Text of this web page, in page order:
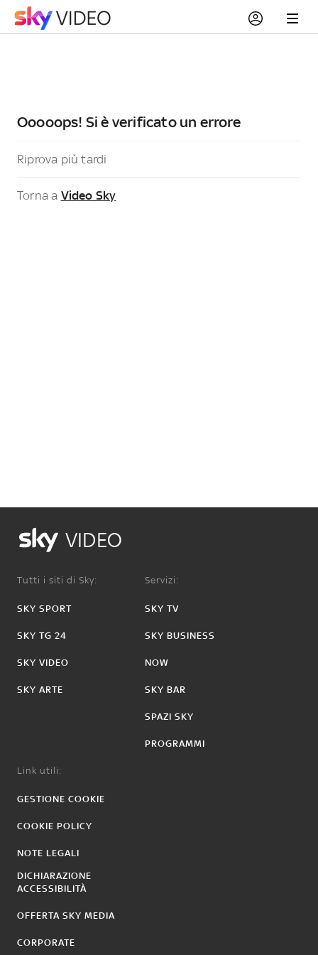
Ooooops! Si è verificato un errore
Riprova più tardi
Torna a Video Sky
VIDEO
Tutti i siti di Sky:
SKY SPORT
SKY TG 24
SKY VIDEO
SKY ARTE
Servizi:
SKY TV
SKY BUSINESS
NOW
SKY BAR
SPAZI SKY
PROGRAMMI
Link utili:
GESTIONE COOKIE
COOKIE POLICY
NOTE LEGALI
DICHIARAZIONE
ACCESSIBILITÀ
OFFERTA SKY MEDIA
CORPORATE